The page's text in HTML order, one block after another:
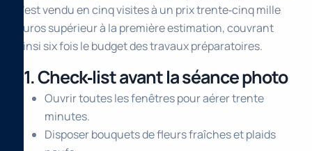
s’est vendu en cinq visites à un prix trente‑cinq mille
euros supérieur à la première estimation, couvrant
ainsi six fois le budget des travaux préparatoires.
11. Check‑list avant la séance photo
Ouvrir toutes les fenêtres pour aérer trente
minutes.
Disposer bouquets de fleurs fraîches et plaids